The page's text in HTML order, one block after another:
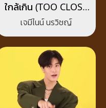
ใกล้เกิน (TOO CLOSE
TO HANDLE)
เจมีไนน์ นรวิชญ์